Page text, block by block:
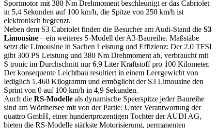
Sportmotor mit 380 Nm Drehmoment beschleunigt er das Cabriolet
in 5,4 Sekunden auf 100 km/h, die Spitze von 250 km/h ist
elektronisch begrenzt.
Neben dem S3 Cabriolet finden die Besucher am Audi-Stand die S3
Limousine – ein weiteres S-Modell der A3-Baureihe. Maßstäbe
setzt die Limousine in Sachen Leistung und Effizienz: Der 2.0 TFSI
gibt 300 PS Leistung und 380 Nm Drehmoment ab, verbraucht mit
S tronic im Durchschnitt nur 6,9 Liter Kraftstoff pro 100 Kilometer.
Der konsequente Leichtbau resultiert in einem Leergewicht von
lediglich 1.460 Kilogramm und ermöglicht der S3 Limousine den
Sprint von 0 auf 100 km/h in 4,9 Sekunden.
Auch die RS-Modelle als dynamische Speerspitze jeder Baureihe
sind am Wörthersee mit von der Partie: Unter Verantwortung der
quattro GmbH, einer hundertprozentigen Tochter der AUDI AG,
bieten die RS-Modelle stärkste Motorisierung, permanenten